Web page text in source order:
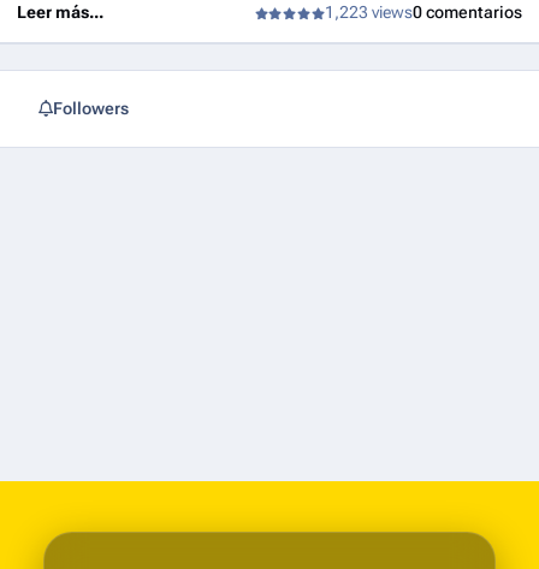
Leer más... 1,223 views0 comentarios
Followers